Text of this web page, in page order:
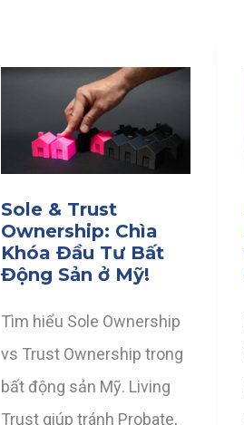
Sole & Trust
Ownership: Chìa
Khóa Đầu Tư Bất
Động Sản ở Mỹ!
Tìm hiểu Sole Ownership
vs Trust Ownership trong
bất động sản Mỹ. Living
Trust giúp tránh Probate,